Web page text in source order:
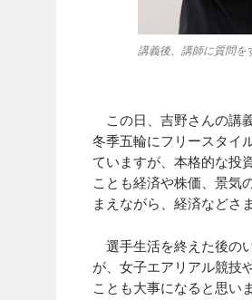
講義後、講師に質問を
この日、吉野さんの講
冬季五輪にフリースタイ
ていますが、本格的な投
ことも経済や株価、景気
まえながら、経済などさ
選手生活を終えた後の
が、女子エアリアル競技
ことも大事になると思い